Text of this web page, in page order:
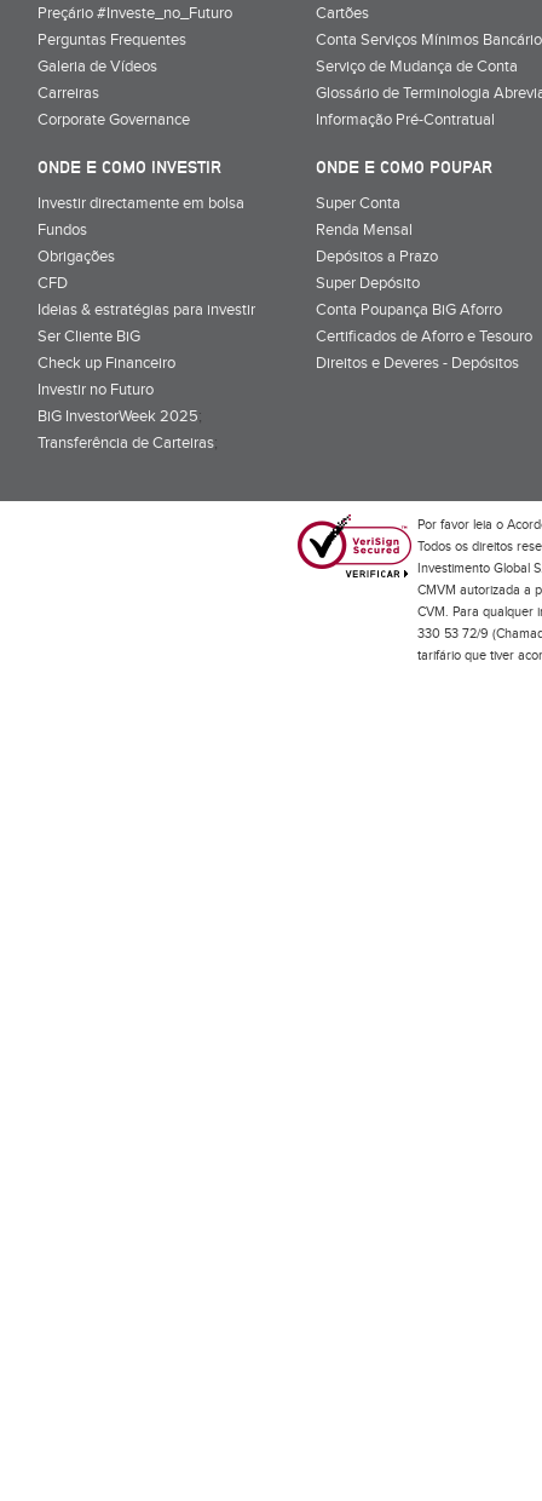
Preçário #Investe_no_Futuro
Perguntas Frequentes
Galeria de Vídeos
Carreiras
Corporate Governance
Cartões
Conta Serviços Mínimos
Serviço de Mudança de Conta
Glossário de Terminologia
Informação Pré-Contratual
ONDE E COMO INVESTIR
Investir directamente em bolsa
Fundos
Obrigações
CFD
Ideias & estratégias para investir
Ser Cliente BiG
Check up Financeiro
Investir no Futuro
BiG InvestorWeek 2025;
Transferência de Carteiras;
ONDE E COMO POUPAR
Super Conta
Renda Mensal
Depósitos a Prazo
Super Depósito
Conta Poupança BiG Aforro
Certificados de Aforro e Tesouro
Direitos e Deveres - Depósitos
Por favor leia o
Todos os direitos
Investimento Global
CMVM autorizada a
CVM. Para qualquer
330 53 72/9
tarifário que tiver